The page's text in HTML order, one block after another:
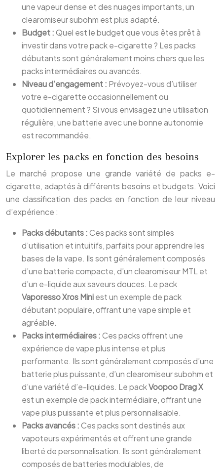
une vapeur dense et des nuages importants, un
clearomiseur subohm est plus adapté.
Budget :Quel est le budget que vous êtes prêt à
investir dans votre pack e-cigarette ? Les packs
débutants sont généralement moins chers que les
packs intermédiaires ou avancés.
Niveau d’engagement : Prévoyez-vous d’utiliser
votre e-cigarette occasionnellement ou
quotidiennement ? Si vous envisagez une utilisation
régulière, une batterie avec une bonne autonomie
est recommandée.
Explorer les packs en fonction des besoins
Le marché propose une grande variété de packs e-
cigarette, adaptés à différents besoins et budgets. Voici
une classification des packs en fonction de leur niveau
d’expérience :
Packs débutants :Ces packs sont simples
d’utilisation et intuitifs, parfaits pour apprendre les
bases de la vape. Ils sont généralement composés
d’une batterie compacte, d’un clearomiseur MTL et
d’un e-liquide aux saveurs douces. Le pack
Vaporesso Xros Miniest un exemple de pack
débutant populaire, offrant une vape simple et
agréable.
Packs intermédiaires :Ces packs offrent une
expérience de vape plus intense et plus
performante. Ils sont généralement composés d’une
batterie plus puissante, d’un clearomiseur subohm et
d’une variété d’e-liquides. Le packVoopoo Drag X
est un exemple de pack intermédiaire, offrant une
vape plus puissante et plus personnalisable.
Packs avancés :Ces packs sont destinés aux
vapoteurs expérimentés et offrent une grande
liberté de personnalisation. Ils sont généralement
composés de batteries modulables, de